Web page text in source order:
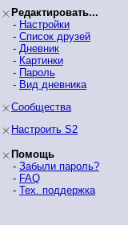
Редактировать...
- Настройки
- Список друзей
- Дневник
- Картинки
- Пароль
- Вид дневника
Сообщества
Настроить S2
Помощь
- Забыли пароль?
- FAQ
- Тех. поддержка